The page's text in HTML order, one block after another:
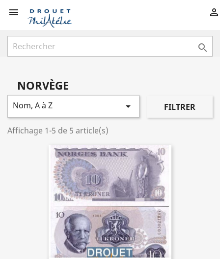
 

NORVÈGE
Nom, A à Z  FILTRER
Affichage 1-5 de 5 article(s)